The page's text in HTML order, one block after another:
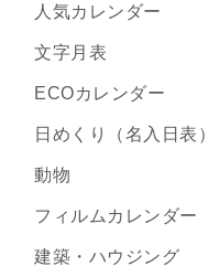
人気カレンダー
文字月表
ECOカレンダー
日めくり（名入日表）
動物
フィルムカレンダー
建築・ハウジング